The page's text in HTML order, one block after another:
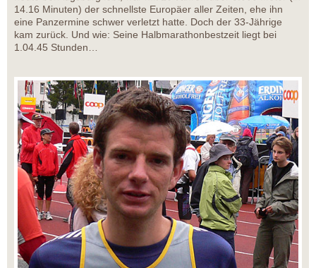
14.16 Minuten) der schnellste Europäer aller Zeiten, ehe ihn
eine Panzermine schwer verletzt hatte. Doch der 33-Jährige
kam zurück. Und wie: Seine Halbmarathonbestzeit liegt bei
1.04.45 Stunden…